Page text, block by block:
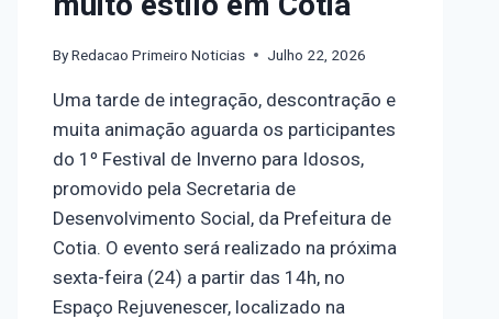
By Redacao Primeiro Noticias Julho 22, 2026
Uma tarde de integração, descontração e
muita animação aguarda os participantes
do 1º Festival de Inverno para Idosos,
promovido pela Secretaria de
Desenvolvimento Social, da Prefeitura de
Cotia. O evento será realizado na próxima
sexta-feira (24) a partir das 14h, no
Espaço Rejuvenescer, localizado na